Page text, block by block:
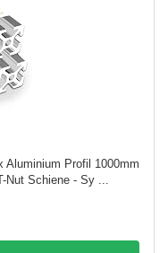
Aluminium Profil 1000mm
Nut Schiene - Sy ...